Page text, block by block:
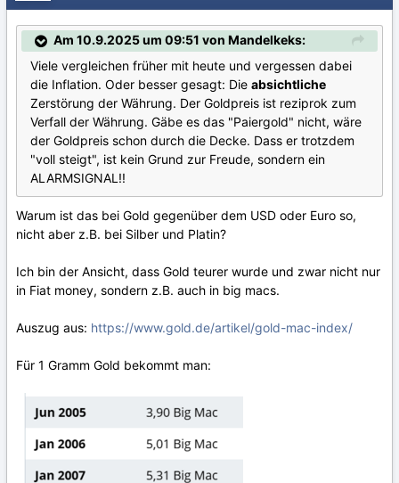
Am 10.9.2025 um 09:51 von Mandelkeks:
Viele vergleichen früher mit heute und vergessen dabei
die Inflation. Oder besser gesagt: Die absichtliche
Zerstörung der Währung. Der Goldpreis ist reziprok zum
Verfall der Währung. Gäbe es das "Paiergold" nicht, wäre
der Goldpreis schon durch die Decke. Dass er trotzdem
"voll steigt", ist kein Grund zur Freude, sondern ein
ALARMSIGNAL!!
Warum ist das bei Gold gegenüber dem USD oder Euro so,
nicht aber z.B. bei Silber und Platin?
Ich bin der Ansicht, dass Gold teurer wurde und zwar nicht nur
in Fiat money, sondern z.B. auch in big macs.
Auszug aus: https://www.gold.de/artikel/gold-mac-index/
Für 1 Gramm Gold bekommt man: